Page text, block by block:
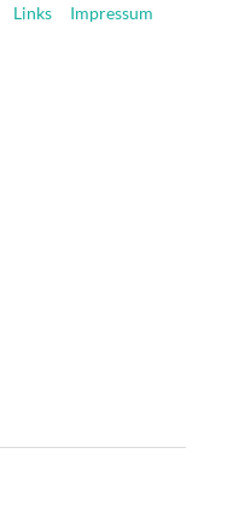
Links
Impressum